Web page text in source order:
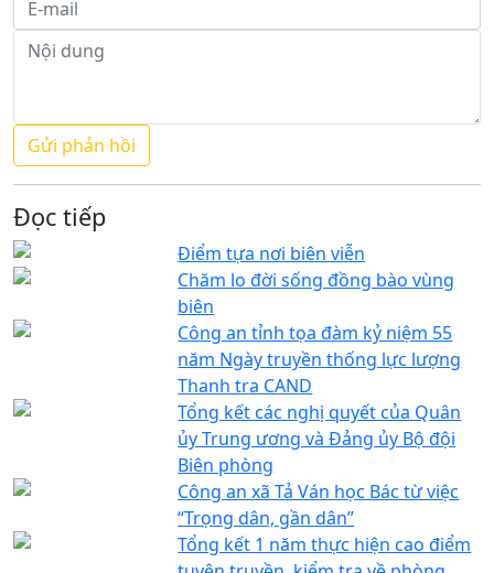
Đọc tiếp
Điểm tựa nơi biên viễn
Chăm lo đời sống đồng bào vùng
biên
Công an tỉnh tọa đàm kỷ niệm 55
năm Ngày truyền thống lực lượng
Thanh tra CAND
Tổng kết các nghị quyết của Quân
ủy Trung ương và Đảng ủy Bộ đội
Biên phòng
Công an xã Tả Ván học Bác từ việc
“Trọng dân, gần dân”
Tổng kết 1 năm thực hiện cao điểm